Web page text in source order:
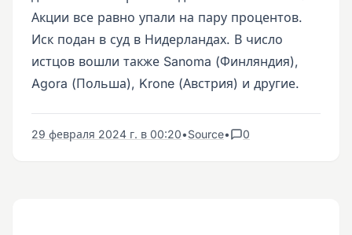
Акции все равно упали на пару процентов.
Иск подан в суд в Нидерландах. В число
истцов вошли также Sanoma (Финляндия),
Agora (Польша), Krone (Австрия) и другие.
29 февраля 2024 г. в 00:20•Source• 0